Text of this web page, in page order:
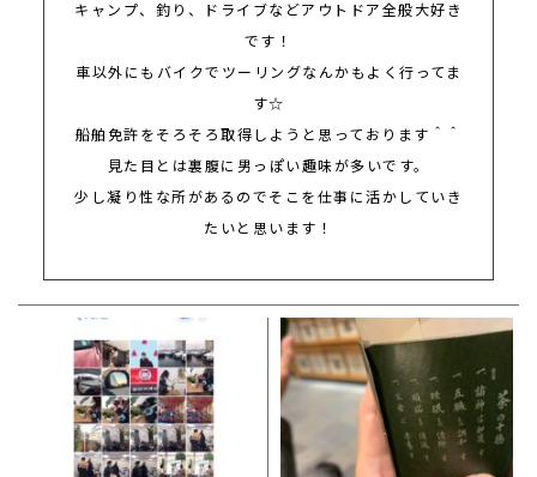
キャンプ、釣り、ドライブなどアウトドア全般大好き
です！
車以外にもバイクでツーリングなんかもよく行ってま
す☆
船舶免許をそろそろ取得しようと思っております＾＾
見た目とは裏腹に男っぽい趣味が多いです。
少し凝り性な所があるのでそこを仕事に活かしていき
たいと思います！